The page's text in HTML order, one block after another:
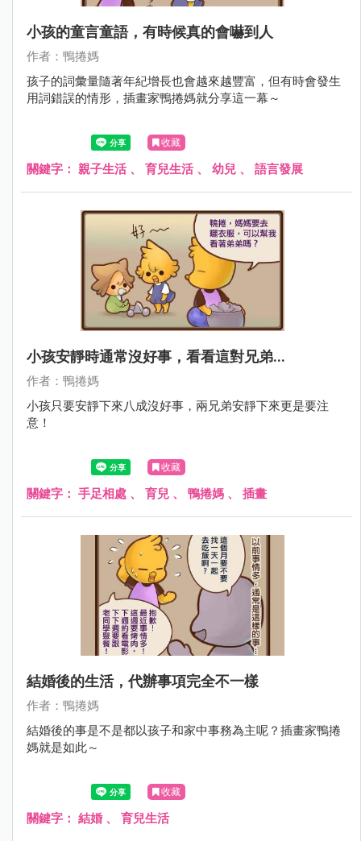
小孩的童言童語，有時候真的會嚇到人
作者：鴨捲媽
孩子的詞彙量隨著年紀增長也會越來越豐富，但有時會發生
用詞錯誤的情形，插畫家鴨捲媽就分享這一幕～
收藏
關鍵字： 親子生活、 育兒生活、 幼兒 、 語言發展
小孩安靜時通常沒好事，看看這對兄弟...
作者：鴨捲媽
小孩只要安靜下來八成沒好事，兩兄弟安靜下來更是要注
意！
收藏
關鍵字： 手足相處 、 育兒 、 鴨捲媽 、 插畫
結婚後的生活，代辦事項完全不一樣
作者：鴨捲媽
結婚後的事是不是都以孩子和家中事務為主呢？插畫家鴨捲
媽就是如此～
收藏
關鍵字： 結婚 、 育兒生活